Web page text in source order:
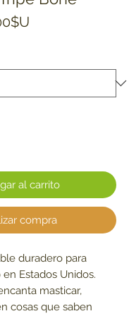
al carrito
compra
duradero para
Estados Unidos.
masticar,
cosas que saben